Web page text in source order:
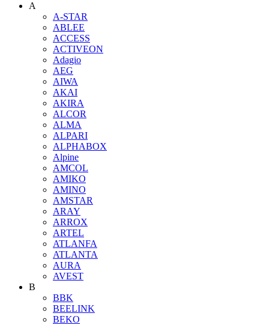
A
A-STAR
ABLEE
ACCESS
ACTIVEON
Adagio
AEG
AIWA
AKAI
AKIRA
ALCOR
ALMA
ALPARI
ALPHABOX
Alpine
AMCOL
AMIKO
AMINO
AMSTAR
ARAY
ARROX
ARTEL
ATLANFA
ATLANTA
AURA
AVEST
B
BBK
BEELINK
BEKO